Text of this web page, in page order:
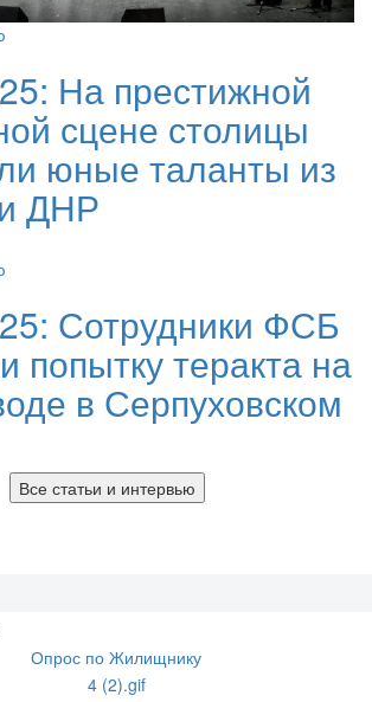
На престижной
сцене столицы
юные таланты из
ДНР
Сотрудники ФСБ
попытку теракта на
в Серпуховском
Все статьи и интервью